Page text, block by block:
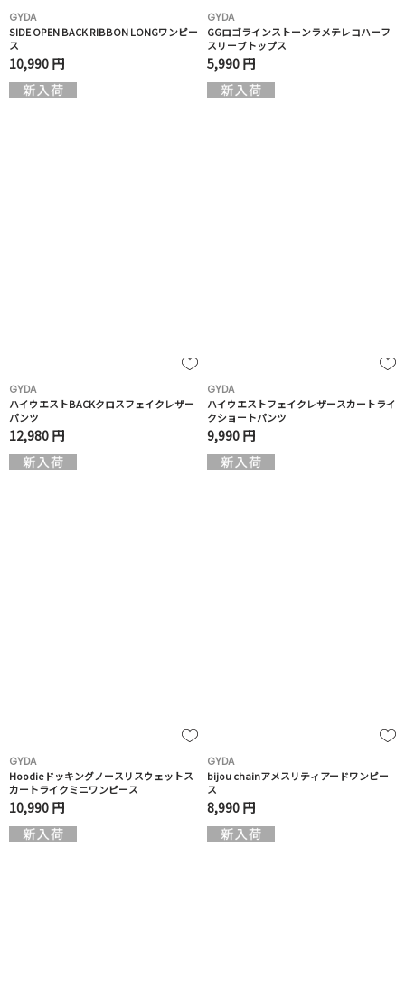
GYDA
SIDE OPEN BACK RIBBON LONGワンピー
ス
10,990 円
GYDA
GGロゴラインストーンラメテレコハーフ
スリーブトップス
5,990 円
GYDA
ハイウエストBACKクロスフェイクレザー
パンツ
12,980 円
GYDA
ハイウエストフェイクレザースカートライ
クショートパンツ
9,990 円
GYDA
Hoodieドッキングノースリスウェットス
カートライクミニワンピース
10,990 円
GYDA
bijou chainアメスリティアードワンピー
ス
8,990 円